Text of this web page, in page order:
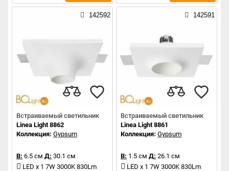
142592
Встраиваемый светильник
Linea Light 8862
Коллекция: Gypsum
В: 6.5 см Д: 30.1 см
LED x 1 7W 3000K 830Lm
142591
Встраиваемый светильник
Linea Light 8861
Коллекция: Gypsum
В: 1.5 см Д: 26.1 см
LED x 1 7W 3000K 830Lm